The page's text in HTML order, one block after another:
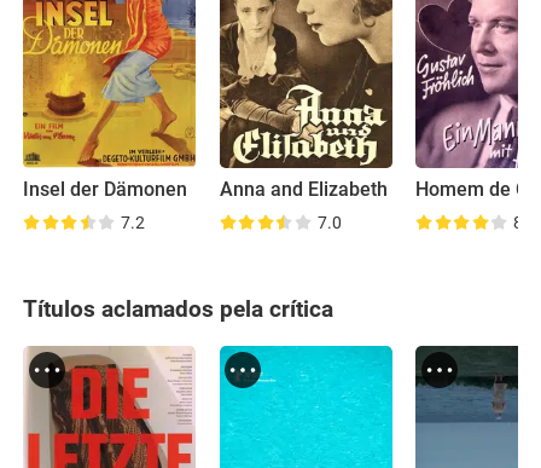
Insel der Dämonen
7.2
Anna and Elizabeth
7.0
Homem de
8.7
Títulos aclamados pela crítica